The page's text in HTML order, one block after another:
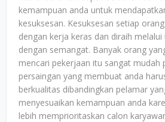
kemampuan anda untuk
kesuksesan. Kesuksesan setiap
dengan kerja keras dan diraih melalui
dengan semangat. Banyak orang
mencari pekerjaan itu sangat mudah
persaingan yang membuat anda
berkualitas dibandingkan pelamar
menyesuaikan kemampuan anda
lebih memprioritaskan calon